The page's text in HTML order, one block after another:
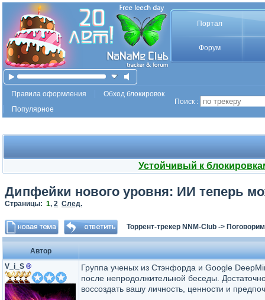
Портал
Форум
Правила оформления
Обход блокировок
Популярное
Поиск :
Устойчивый к
Дипфейки нового уровня: ИИ теперь
Страницы: 1, 2 След.
Торрент-трекер NNM-Club -> Поговорим
Автор
V_i_S ®
Группа ученых из Стэнфорда и Google
после непродолжительной беседы.
воссоздать вашу личность, ценности и